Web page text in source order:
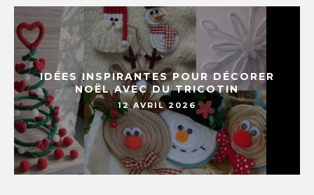
IDÉES INSPIRANTES POUR DÉCORER
NOËL AVEC DU TRICOTIN
12 AVRIL 2026